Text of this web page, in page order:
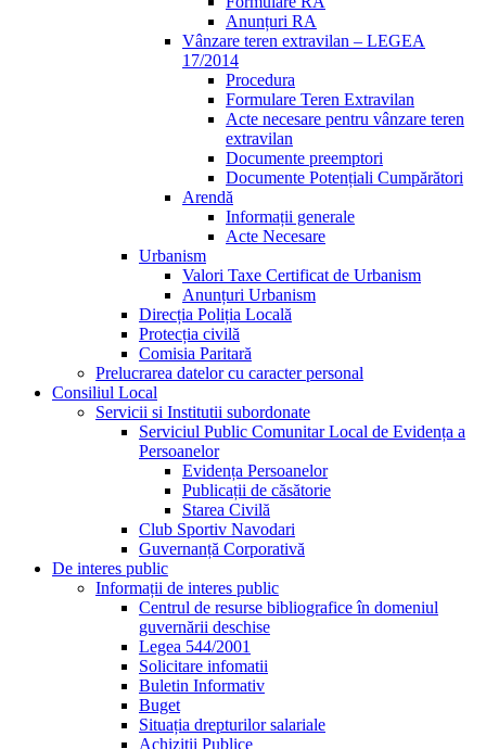
Anunțuri RA
Vânzare teren extravilan – LEGEA
17/2014
Procedura
Formulare Teren Extravilan
Acte necesare pentru vânzare teren
extravilan
Documente preemptori
Documente Potențiali Cumpărători
Arendă
Informații generale
Acte Necesare
Urbanism
Valori Taxe Certificat de Urbanism
Anunțuri Urbanism
Direcția Poliția Locală
Protecția civilă
Comisia Paritară
Prelucrarea datelor cu caracter personal
Consiliul Local
Servicii si Institutii subordonate
Serviciul Public Comunitar Local de Evidența a
Persoanelor
Evidența Persoanelor
Publicații de căsătorie
Starea Civilă
Club Sportiv Navodari
Guvernanță Corporativă
De interes public
Informații de interes public
Centrul de resurse bibliografice în domeniul
guvernării deschise
Legea 544/2001
Solicitare infomatii
Buletin Informativ
Buget
Situația drepturilor salariale
Achizitii Publice